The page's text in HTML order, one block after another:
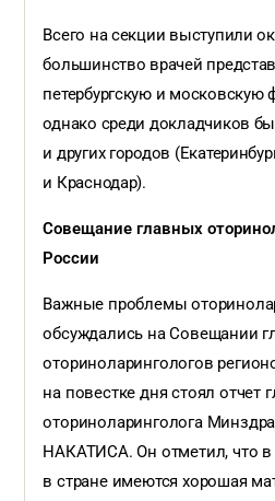
Всего на секции выступили
большинство врачей
петербургскую и
однако среди докладчиков
и других городов
и Краснодар).
Совещание главных
России
Важные проблемы
обсуждались на Совещании
оториноларингологов
на повестке дня стоял отчет
оториноларинголога
НАКАТИСА. Он отметил, что в
в стране имеются хорошая